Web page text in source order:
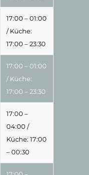
17:00 – 01:00
/ Küche:
17:00 – 23:30
17:00 – 01:00
/ Küche:
17:00 – 23:30
17:00 –
04:00 /
Küche: 17:00
– 00:30